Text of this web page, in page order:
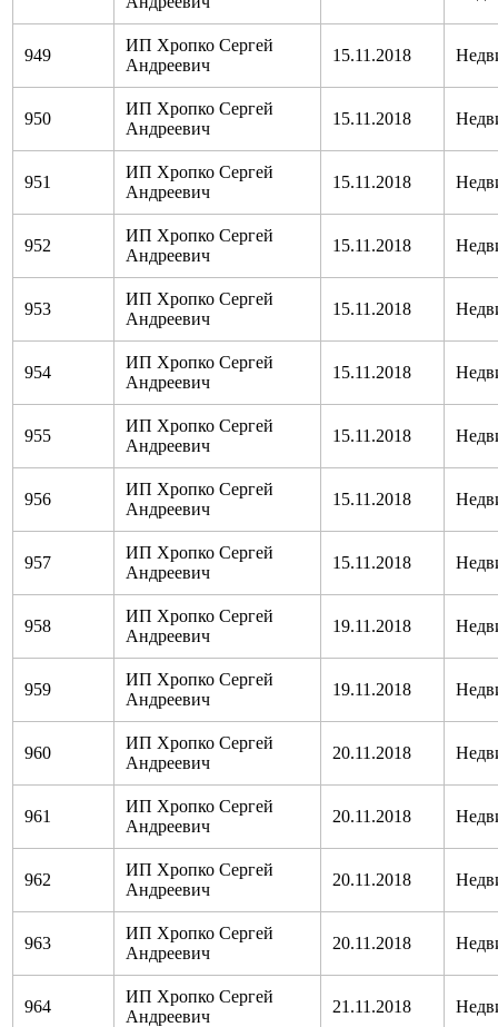
949
ИП Хропко Сергей
Андреевич
15.11.2018
950
ИП Хропко Сергей
Андреевич
15.11.2018
951
ИП Хропко Сергей
Андреевич
15.11.2018
952
ИП Хропко Сергей
Андреевич
15.11.2018
953
ИП Хропко Сергей
Андреевич
15.11.2018
954
ИП Хропко Сергей
Андреевич
15.11.2018
955
ИП Хропко Сергей
Андреевич
15.11.2018
956
ИП Хропко Сергей
Андреевич
15.11.2018
957
ИП Хропко Сергей
Андреевич
15.11.2018
958
ИП Хропко Сергей
Андреевич
19.11.2018
959
ИП Хропко Сергей
Андреевич
19.11.2018
960
ИП Хропко Сергей
Андреевич
20.11.2018
961
ИП Хропко Сергей
Андреевич
20.11.2018
962
ИП Хропко Сергей
Андреевич
20.11.2018
963
ИП Хропко Сергей
Андреевич
20.11.2018
964
ИП Хропко Сергей
Андреевич
21.11.2018